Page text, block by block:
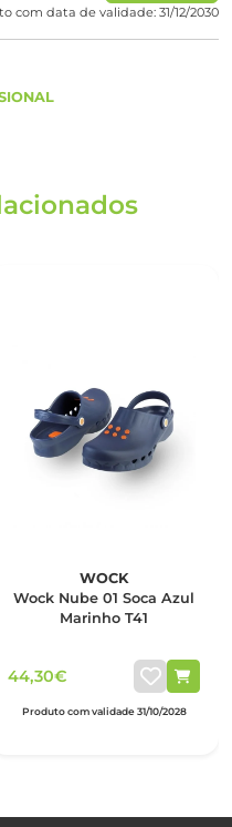
com data de validade: 31/12/2030
WOCK
Wock Nube 01 Soca Azul
Marinho T41
44,30€
Produto com validade 31/10/2028